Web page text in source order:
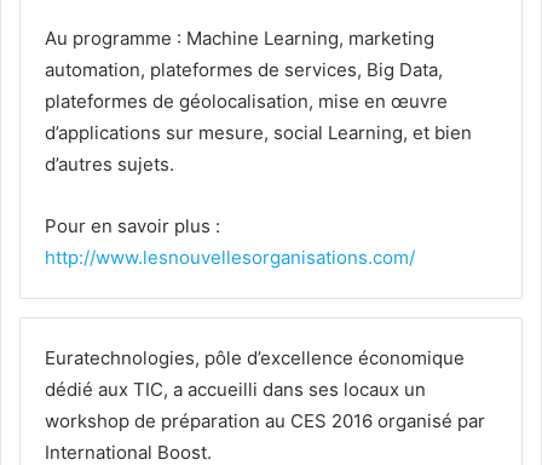
Au programme : Machine Learning, marketing
automation, plateformes de services, Big Data,
plateformes de géolocalisation, mise en œuvre
d’applications sur mesure, social Learning, et bien
d’autres sujets.
Pour en savoir plus :
http://www.lesnouvellesorganisations.com/
Euratechnologies, pôle d’excellence économique
dédié aux TIC, a accueilli dans ses locaux un
workshop de préparation au CES 2016 organisé par
International Boost.